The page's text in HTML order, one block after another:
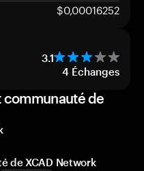
$0,00016252
3.1
4 Échanges
de
de XCAD Network